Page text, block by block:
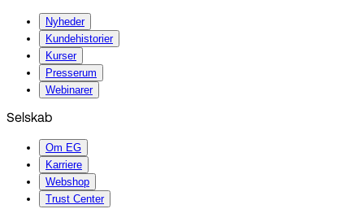
Nyheder
Kundehistorier
Kurser
Presserum
Webinarer
Selskab
Om EG
Karriere
Webshop
Trust Center